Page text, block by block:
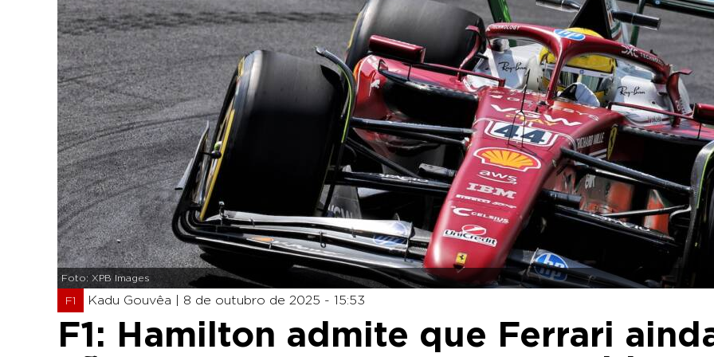
Foto: XPB Images
F1 Kadu Gouvêa | 8 de outubro de 2025 - 15:53
F1: Hamilton admite que Ferrari